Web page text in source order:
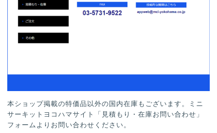
本ショップ掲載の特価品以外の国内在庫もございます。ミニ
サーキットヨコハマサイト「見積もり・在庫お問い合わせ」
フォームよりお問い合わせください。